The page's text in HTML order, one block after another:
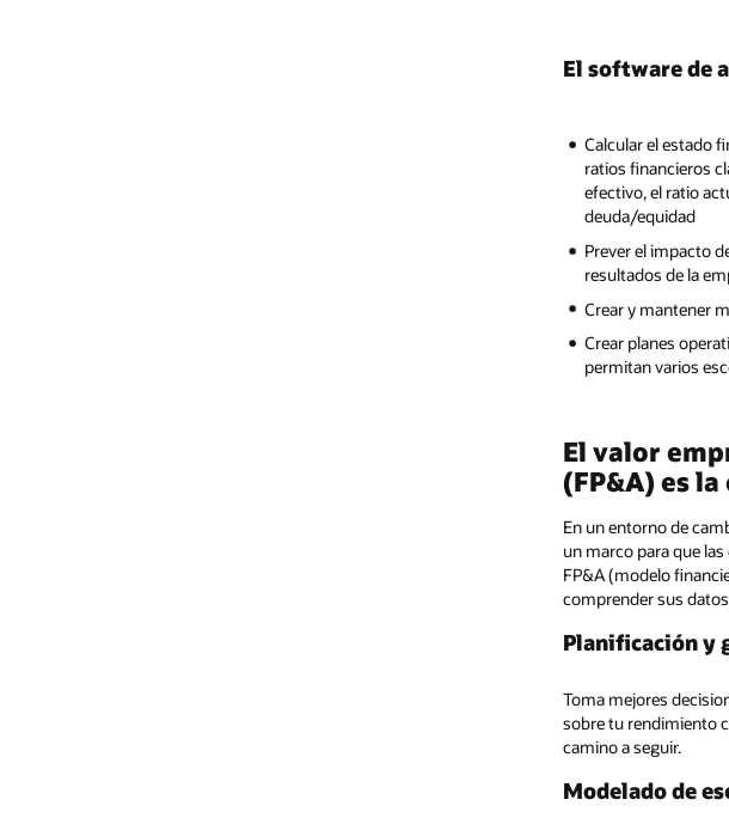
El software de
Calcular el estado
ratios financieros
efectivo, el ratio
deuda/equidad
Prever el impacto
resultados de la
Crear y mantener
Crear planes
permitan varios
El valor
(FP&A) es la
En un entorno de
un marco para que
FP&A (modelo
comprender sus
Planificación y
Toma mejores
sobre tu rendimiento
camino a seguir.
Modelado de